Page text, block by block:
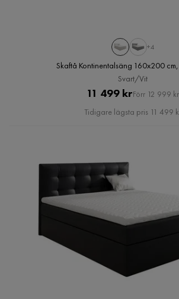
+4
Skaftå Kontinentalsäng 160x200
Svart/Vit
Pris
11 499 krOriginal
Pris
Förr 12 999 kr
Tidigare lägsta pris 11 499